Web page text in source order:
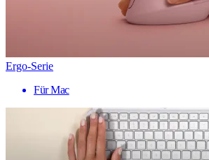
Ergo-Serie
Für Mac